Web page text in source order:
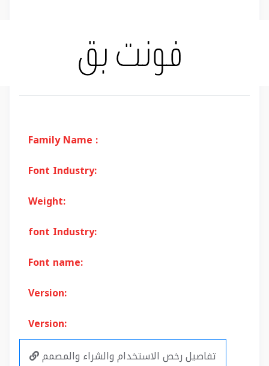
Family Name :
Font Industry:
Weight:
font Industry:
Font name:
Version:
Version:
تفاصيل رخص الاستخدام والشراء والمصمم